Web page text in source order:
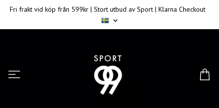
Fri frakt vid köp från 599kr | Stort utbud av Sport | Klarna Checkout